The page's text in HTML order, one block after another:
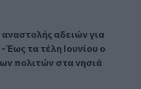
αδειών για
αναστολής αδειών για
Έως τα τέλη Ιουνίου ο
πολιτών στα νησιά